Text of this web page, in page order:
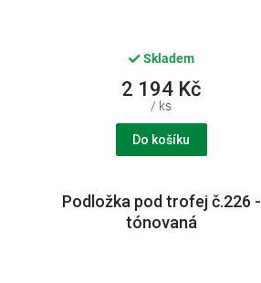
Skladem
2 194 Kč
/ ks
Do košíku
Podložka pod trofej č.226 -
tónovaná